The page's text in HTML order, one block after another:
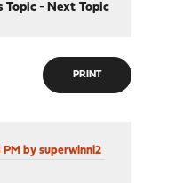
Topic- Next Topic
PRINT
PM by superwinni2